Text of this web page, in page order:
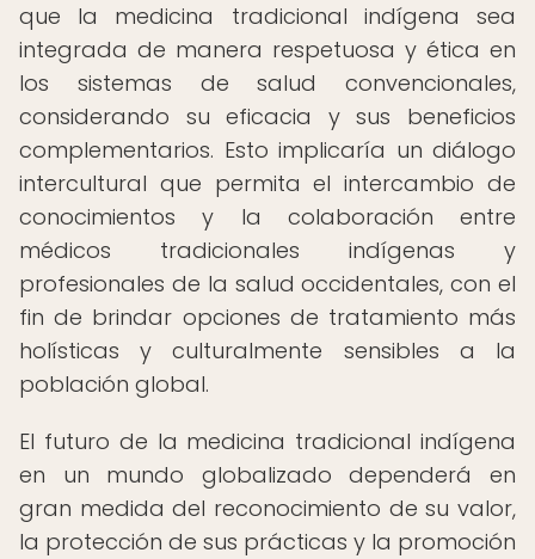
que la medicina tradicional indígena sea
integrada de manera respetuosa y ética en
los sistemas de salud convencionales,
considerando su eficacia y sus beneficios
complementarios. Esto implicaría un diálogo
intercultural que permita el intercambio de
conocimientos y la colaboración entre
médicos tradicionales indígenas y
profesionales de la salud occidentales, con el
fin de brindar opciones de tratamiento más
holísticas y culturalmente sensibles a la
población global.
El futuro de la medicina tradicional indígena
en un mundo globalizado dependerá en
gran medida del reconocimiento de su valor,
la protección de sus prácticas y la promoción